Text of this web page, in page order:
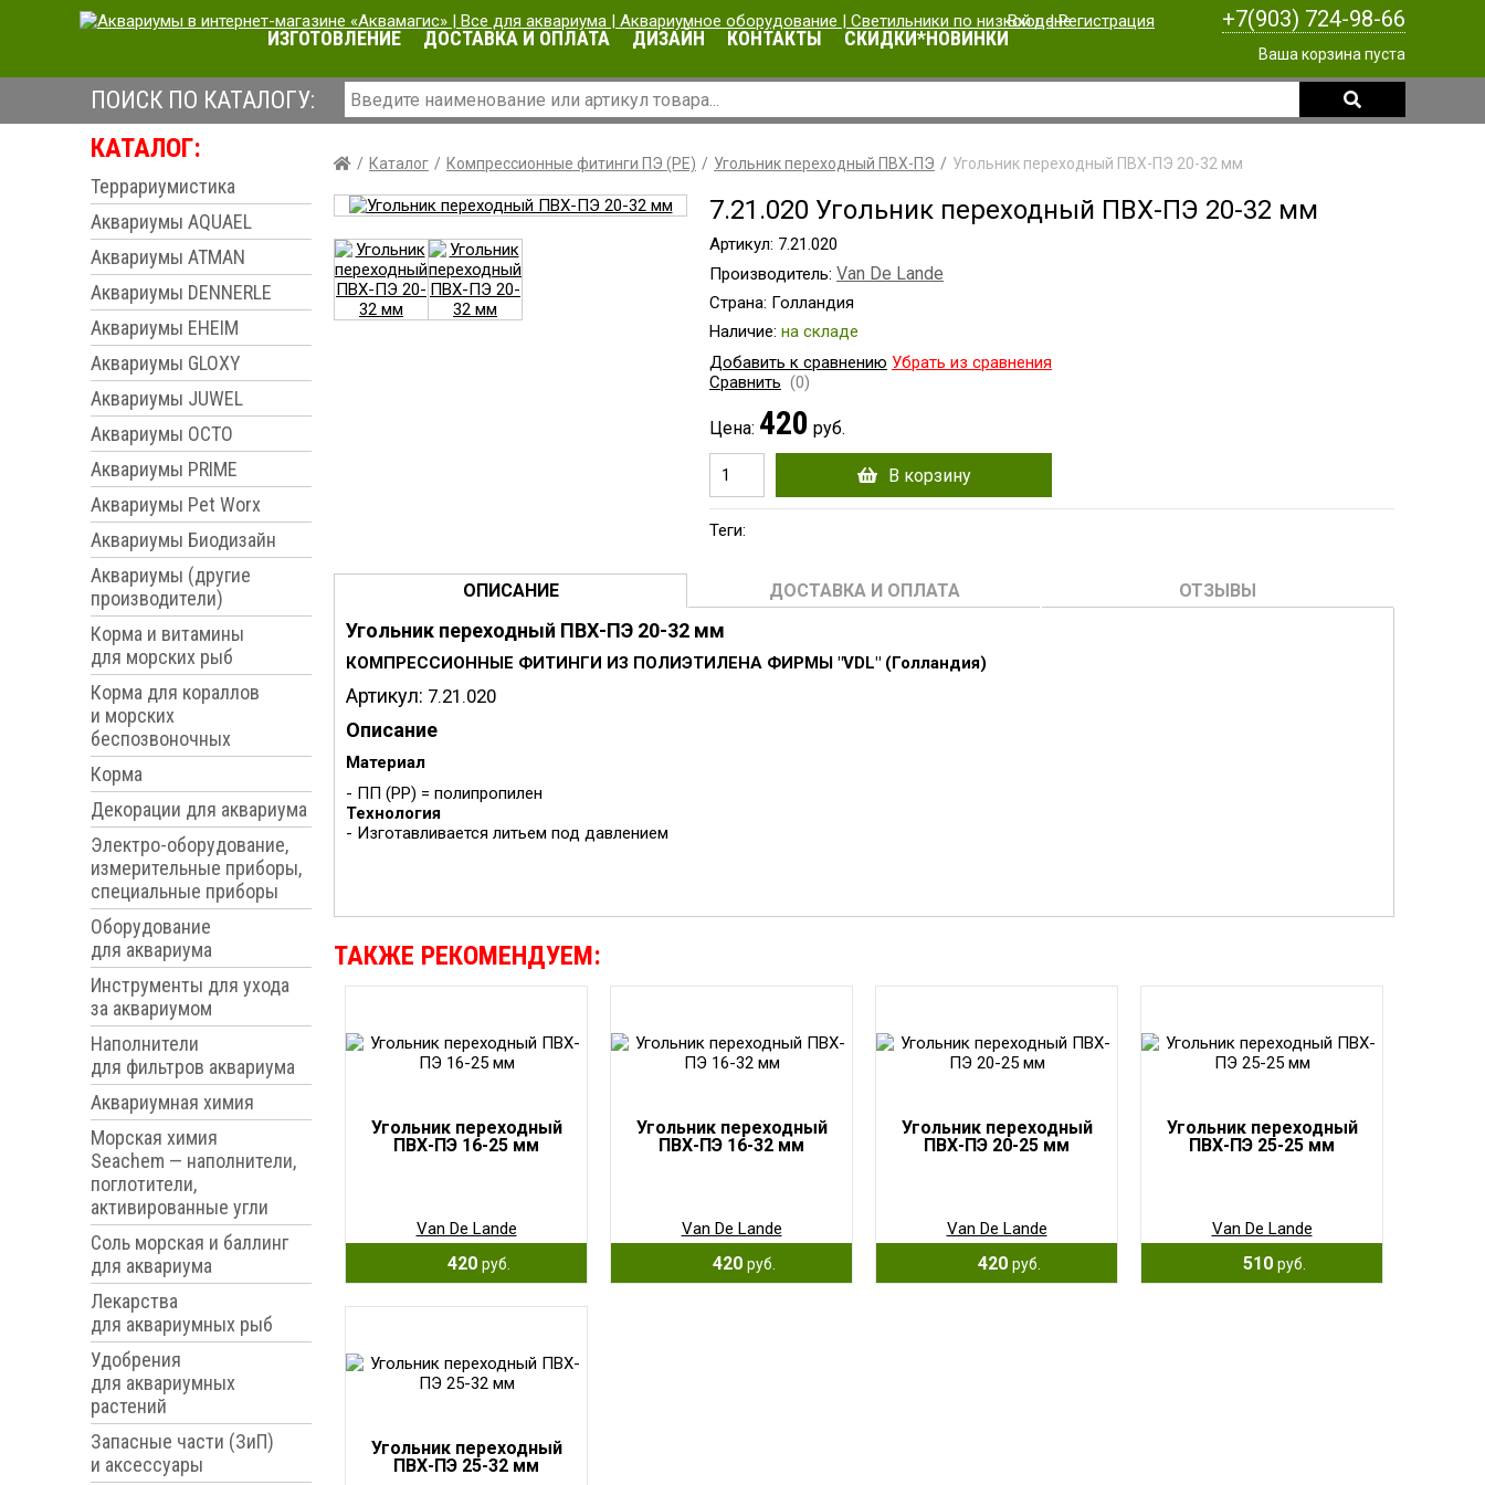
Вход|Регистрация +7(903) 724-98-66
Ваша корзина пуста
ИЗГОТОВЛЕНИЕ ДОСТАВКА И ОПЛАТА ДИЗАЙН КОНТАКТЫ СКИДКИ*НОВИНКИ
ПОИСК ПО КАТАЛОГУ:
КАТАЛОГ:
Террариумистика
Аквариумы AQUAEL
Аквариумы ATMAN
Аквариумы DENNERLE
Аквариумы EHEIM
Аквариумы GLOXY
Аквариумы JUWEL
Аквариумы OCTO
Аквариумы PRIME
Аквариумы Pet Worx
Аквариумы Биодизайн
Аквариумы (другие
производители)
Корма и витамины
для морских рыб
Корма для кораллов
и морских
беспозвоночных
Корма
Декорации для аквариума
Электро-оборудование,
измерительные приборы,
специальные приборы
Оборудование
для аквариума
Инструменты для ухода
за аквариумом
Наполнители
для фильтров аквариума
Аквариумная химия
Морская химия
Seachem — наполнители,
поглотители,
активированные угли
Соль морская и баллинг
для аквариума
Лекарства
для аквариумных рыб
Удобрения
для аквариумных
растений
Запасные части (ЗиП)
и аксессуары
Каталог Компрессионные фитинги ПЭ (PE) Угольник переходный ПВХ-ПЭ Угольник переходный ПВХ-ПЭ 20-32 мм
7.21.020 Угольник переходный ПВХ-ПЭ 20-32 мм
Артикул: 7.21.020
Производитель: Van De Lande
Страна: Голландия
Наличие: на складе
Добавить к сравнению Убрать из сравнения
Сравнить (0)
Цена: 420 руб.
В корзину
Теги:
ОПИСАНИЕ ДОСТАВКА И ОПЛАТА ОТЗЫВЫ
Угольник переходный ПВХ-ПЭ 20-32 мм
КОМПРЕССИОННЫЕ ФИТИНГИ ИЗ ПОЛИЭТИЛЕНА ФИРМЫ "VDL" (Голландия)
Артикул: 7.21.020
Описание
Материал
- ПП (PP) = полипропилен
Технология
- Изготавливается литьем под давлением
ТАКЖЕ РЕКОМЕНДУЕМ:
Угольник переходный
ПВХ-ПЭ 16-25 мм
Van De Lande
420 руб.
Угольник переходный
ПВХ-ПЭ 16-32 мм
Van De Lande
420 руб.
Угольник переходный
ПВХ-ПЭ 20-25 мм
Van De Lande
420 руб.
Угольник переходный
ПВХ-ПЭ 25-25 мм
Van De Lande
510 руб.
Угольник переходный
ПВХ-ПЭ 25-32 мм